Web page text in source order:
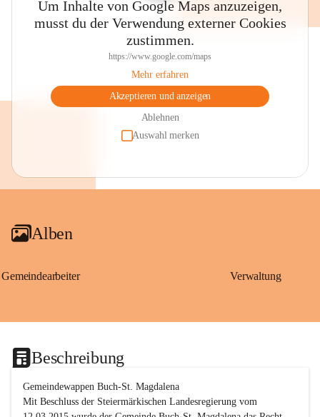
Um Inhalte von Google Maps anzuzeigen,
musst du der Verwendung externer Cookies
zustimmen.
https://www.google.com/maps
Mehr erfahren
Akzeptieren und anzeigen
Ablehnen
Auswahl merken
Alben
Gemeindearbeiter Verwaltung
Beschreibung
Gemeindewappen Buch-St. Magdalena
Mit Beschluss der Steiermärkischen Landesregierung vom